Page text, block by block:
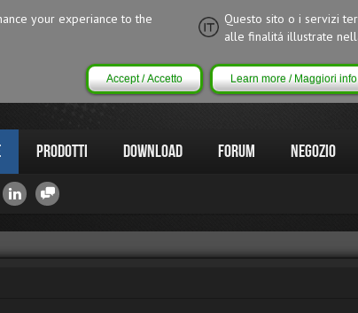
your experiance to the
Questo sito o i servizi
alle finalitá illustrate
Accept / Accetto Learn more / Maggiori info
Prodotti Download Forum Negozio